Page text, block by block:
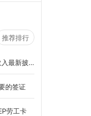
推荐排行
最新披露
的签证
劳工卡